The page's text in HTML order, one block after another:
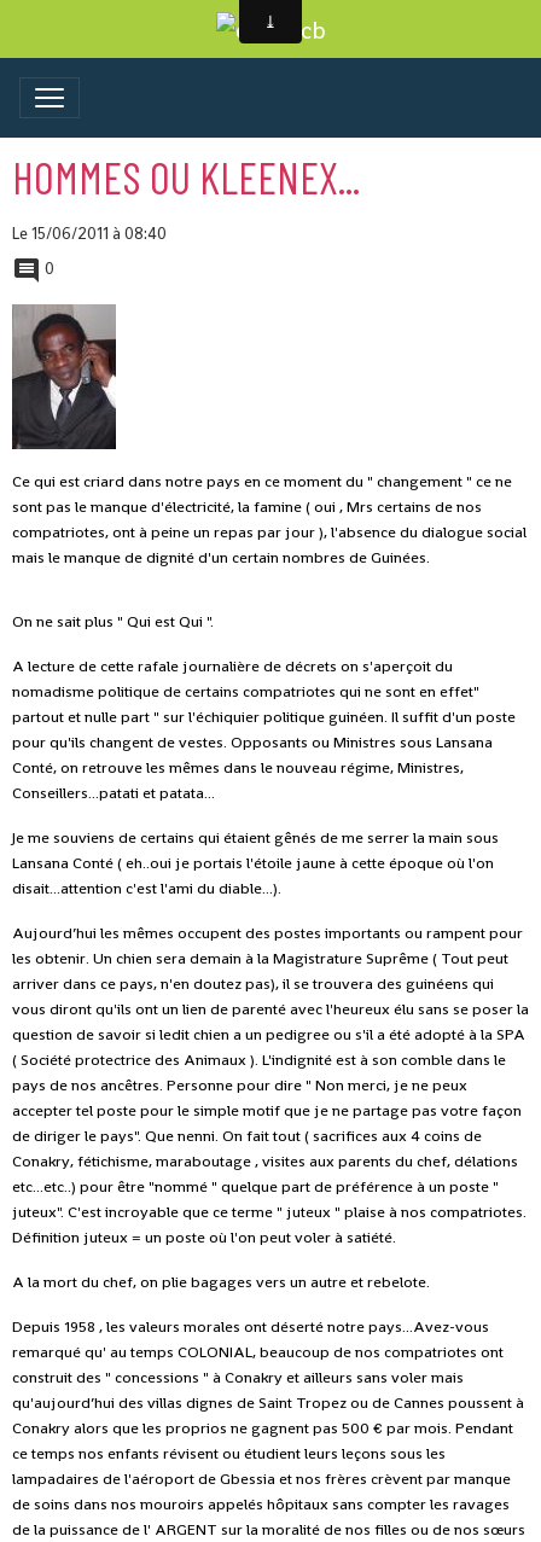
HOMMES OU KLEENEX...
Le 15/06/2011 à 08:40
0
Ce qui est criard dans notre pays en ce moment du " changement " ce ne
sont pas le manque d'électricité, la famine ( oui , Mrs certains de nos
compatriotes, ont à peine un repas par jour ), l'absence du dialogue social
mais le manque de dignité d'un certain nombres de Guinées.
On ne sait plus " Qui est Qui ".
A lecture de cette rafale journalière de décrets on s'aperçoit du
nomadisme politique de certains compatriotes qui ne sont en effet"
partout et nulle part " sur l'échiquier politique guinéen. Il suffit d'un poste
pour qu'ils changent de vestes. Opposants ou Ministres sous Lansana
Conté, on retrouve les mêmes dans le nouveau régime, Ministres,
Conseillers...patati et patata...
Je me souviens de certains qui étaient gênés de me serrer la main sous
Lansana Conté ( eh..oui je portais l'étoile jaune à cette époque où l'on
disait...attention c'est l'ami du diable...).
Aujourd’hui les mêmes occupent des postes importants ou rampent pour
les obtenir. Un chien sera demain à la Magistrature Suprême ( Tout peut
arriver dans ce pays, n'en doutez pas), il se trouvera des guinéens qui
vous diront qu'ils ont un lien de parenté avec l'heureux élu sans se poser la
question de savoir si ledit chien a un pedigree ou s'il a été adopté à la SPA
( Société protectrice des Animaux ). L'indignité est à son comble dans le
pays de nos ancêtres. Personne pour dire " Non merci, je ne peux
accepter tel poste pour le simple motif que je ne partage pas votre façon
de diriger le pays". Que nenni. On fait tout ( sacrifices aux 4 coins de
Conakry, fétichisme, maraboutage , visites aux parents du chef, délations
etc...etc..) pour être "nommé " quelque part de préférence à un poste "
juteux". C'est incroyable que ce terme " juteux " plaise à nos compatriotes.
Définition juteux = un poste où l'on peut voler à satiété.
A la mort du chef, on plie bagages vers un autre et rebelote.
Depuis 1958 , les valeurs morales ont déserté notre pays...Avez-vous
remarqué qu' au temps COLONIAL, beaucoup de nos compatriotes ont
construit des " concessions " à Conakry et ailleurs sans voler mais
qu'aujourd’hui des villas dignes de Saint Tropez ou de Cannes poussent à
Conakry alors que les proprios ne gagnent pas 500 € par mois. Pendant
ce temps nos enfants révisent ou étudient leurs leçons sous les
lampadaires de l'aéroport de Gbessia et nos frères crèvent par manque
de soins dans nos mouroirs appelés hôpitaux sans compter les ravages
de la puissance de l' ARGENT sur la moralité de nos filles ou de nos sœurs